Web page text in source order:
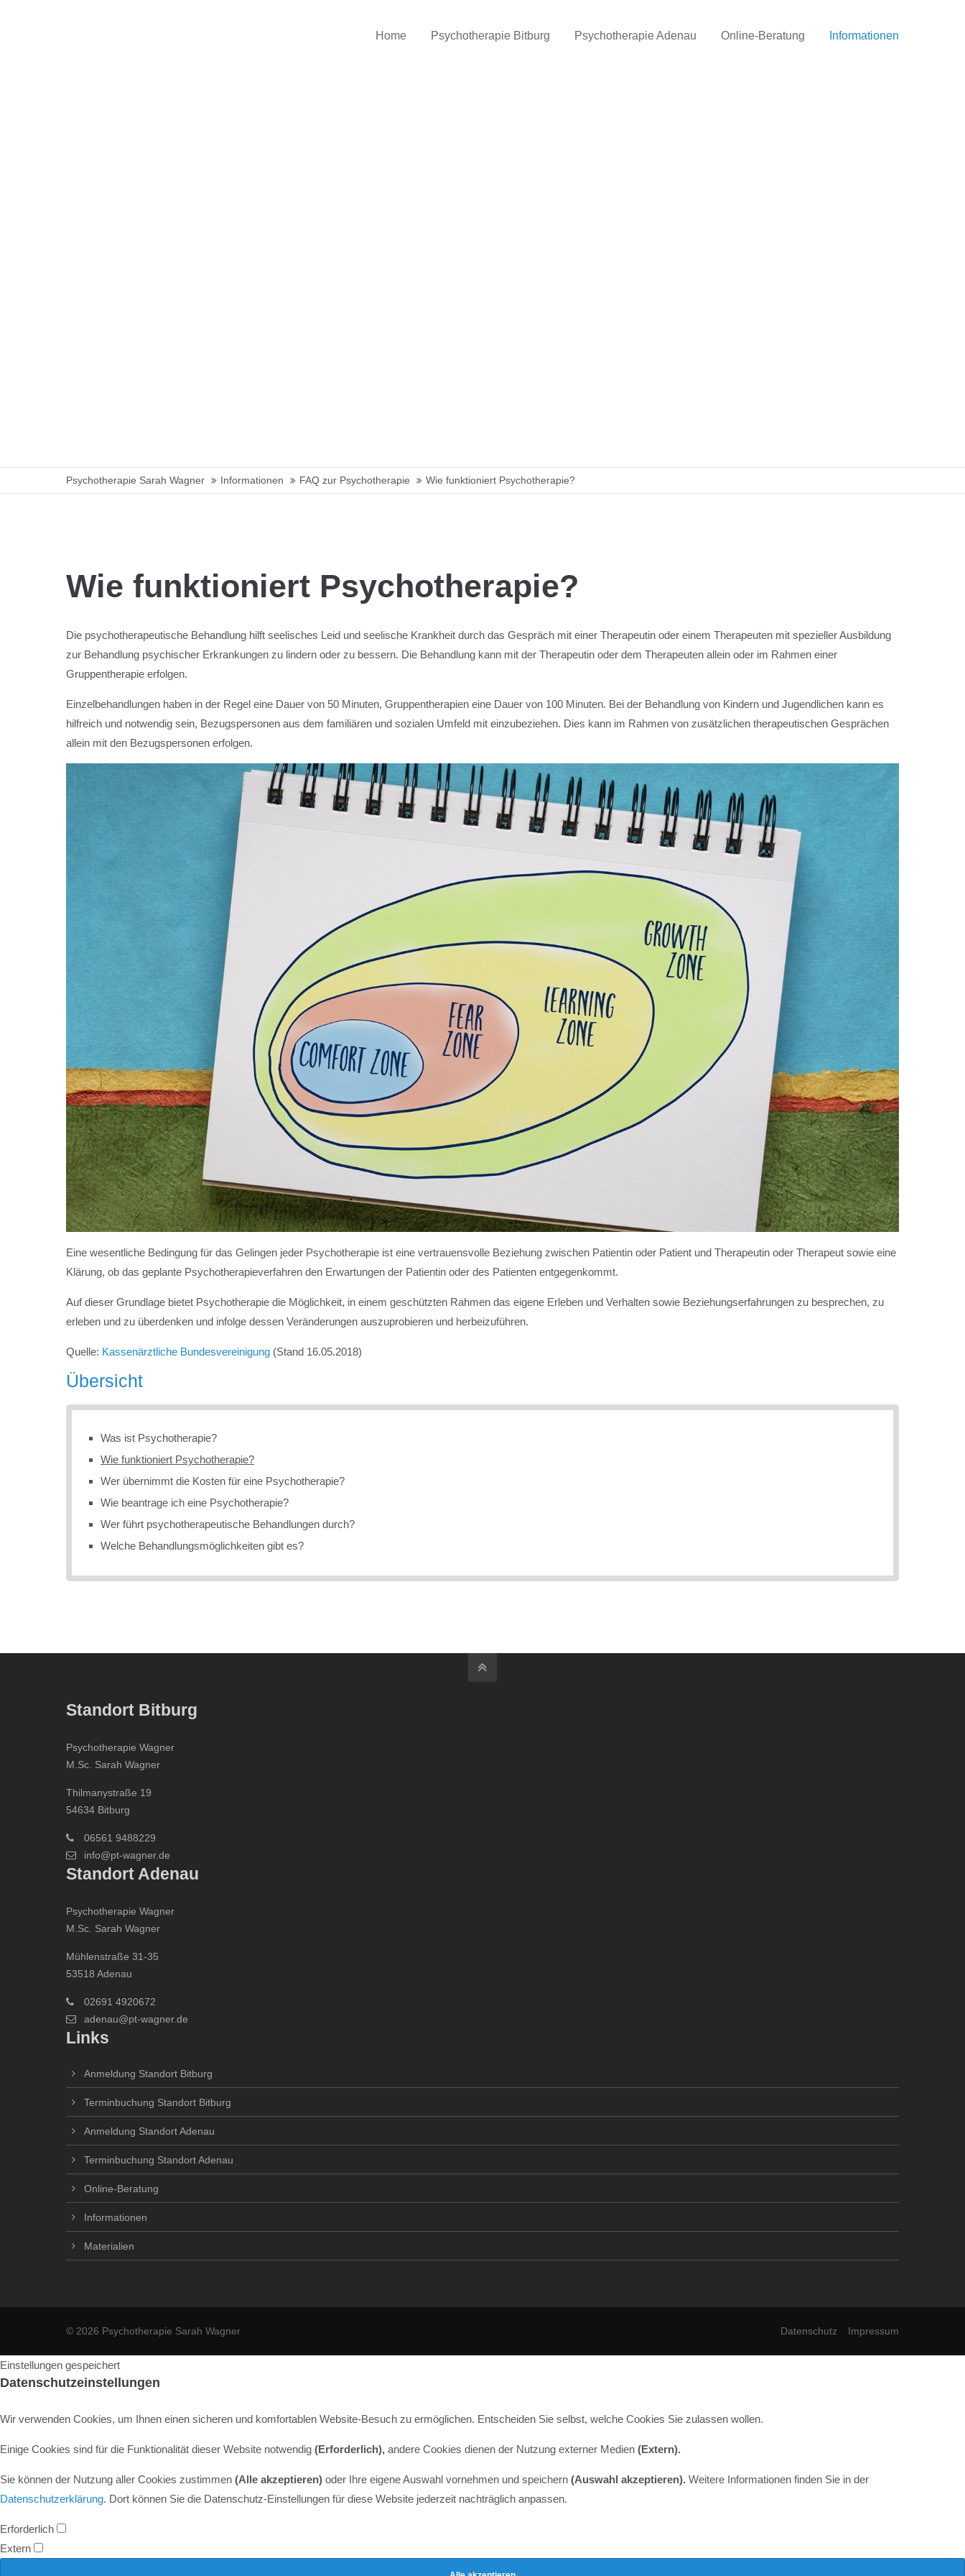
Home Psychotherapie Bitburg Psychotherapie Adenau Online-Beratung Informationen
Psychotherapie Sarah Wagner Informationen FAQ zur Psychotherapie Wie funktioniert Psychotherapie?
Wie funktioniert Psychotherapie?
Die psychotherapeutische Behandlung hilft seelisches Leid und seelische Krankheit durch das Gespräch mit einer Therapeutin oder einem Therapeuten mit spezieller Ausbildung
zur Behandlung psychischer Erkrankungen zu lindern oder zu bessern. Die Behandlung kann mit der Therapeutin oder dem Therapeuten allein oder im Rahmen einer
Gruppentherapie erfolgen.
Einzelbehandlungen haben in der Regel eine Dauer von 50 Minuten, Gruppentherapien eine Dauer von 100 Minuten. Bei der Behandlung von Kindern und Jugendlichen kann es
hilfreich und notwendig sein, Bezugspersonen aus dem familiären und sozialen Umfeld mit einzubeziehen. Dies kann im Rahmen von zusätzlichen therapeutischen Gesprächen
allein mit den Bezugspersonen erfolgen.
Eine wesentliche Bedingung für das Gelingen jeder Psychotherapie ist eine vertrauensvolle Beziehung zwischen Patientin oder Patient und Therapeutin oder Therapeut sowie eine
Klärung, ob das geplante Psychotherapieverfahren den Erwartungen der Patientin oder des Patienten entgegenkommt.
Auf dieser Grundlage bietet Psychotherapie die Möglichkeit, in einem geschützten Rahmen das eigene Erleben und Verhalten sowie Beziehungserfahrungen zu besprechen, zu
erleben und zu überdenken und infolge dessen Veränderungen auszuprobieren und herbeizuführen.
Quelle: Kassenärztliche Bundesvereinigung (Stand 16.05.2018)
Übersicht
Was ist Psychotherapie?
Wie funktioniert Psychotherapie?
Wer übernimmt die Kosten für eine Psychotherapie?
Wie beantrage ich eine Psychotherapie?
Wer führt psychotherapeutische Behandlungen durch?
Welche Behandlungsmöglichkeiten gibt es?
Standort Bitburg
Psychotherapie Wagner
M.Sc. Sarah Wagner
Thilmanystraße 19
54634 Bitburg
06561 9488229
info@pt-wagner.de
Standort Adenau
Psychotherapie Wagner
M.Sc. Sarah Wagner
Mühlenstraße 31-35
53518 Adenau
02691 4920672
adenau@pt-wagner.de
Links
Anmeldung Standort Bitburg
Terminbuchung Standort Bitburg
Anmeldung Standort Adenau
Terminbuchung Standort Adenau
Online-Beratung
Informationen
Materialien
© 2026 Psychotherapie Sarah Wagner Datenschutz Impressum
Einstellungen gespeichert
Datenschutzeinstellungen
Wir verwenden Cookies, um Ihnen einen sicheren und komfortablen Website-Besuch zu ermöglichen. Entscheiden Sie selbst, welche Cookies Sie zulassen wollen.
Einige Cookies sind für die Funktionalität dieser Website notwendig (Erforderlich), andere Cookies dienen der Nutzung externer Medien (Extern).
Sie können der Nutzung aller Cookies zustimmen (Alle akzeptieren) oder Ihre eigene Auswahl vornehmen und speichern (Auswahl akzeptieren). Weitere Informationen finden Sie in der
Datenschutzerklärung. Dort können Sie die Datenschutz-Einstellungen für diese Website jederzeit nachträglich anpassen.
Erforderlich
Extern